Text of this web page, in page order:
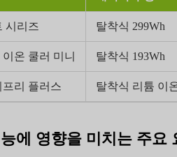
시리즈 탈착식 299Wh
온 쿨러 미니 탈착식 193Wh
리 플러스 탈착식 리튬 이
에 영향을 미치는 주요